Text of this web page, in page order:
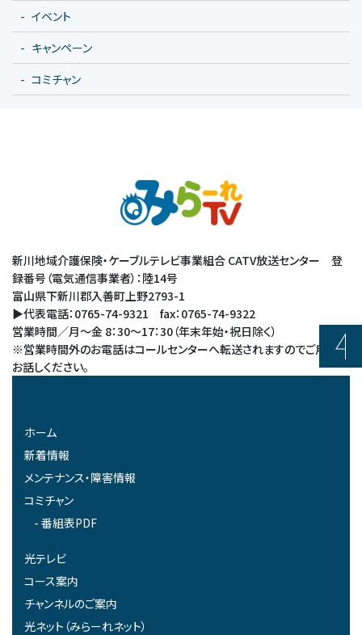
イベント
キャンペーン
コミチャン
新川地域介護保険・ケーブルテレビ事業組合 CATV放送センター 登
録番号（電気通信事業者）：陸14号
富山県下新川郡入善町上野2793-1
▶代表電話：0765-74-9321 fax：0765-74-9322
営業時間／月～金 8：30～17：30（年末年始・祝日除く）
※営業時間外のお電話はコールセンターへ転送されますのでご用件を
お話しください。
ホーム
新着情報
メンテナンス・障害情報
コミチャン
番組表PDF
光テレビ
コース案内
チャンネルのご案内
光ネット（みらーれネット）